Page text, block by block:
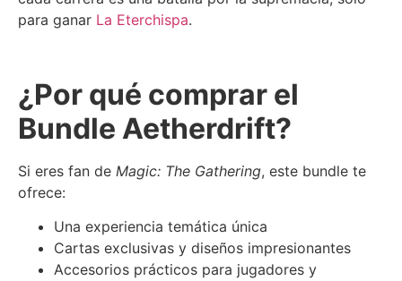
para ganar La Eterchispa.
¿Por qué comprar el
Bundle Aetherdrift?
Si eres fan de Magic: The Gathering, este bundle te
ofrece:
Una experiencia temática única
Cartas exclusivas y diseños impresionantes
Accesorios prácticos para jugadores y